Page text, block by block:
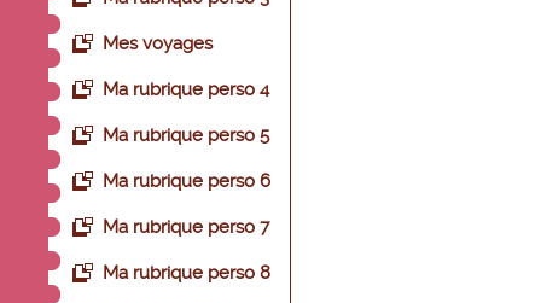
Mes voyages
Ma rubrique perso 4
Ma rubrique perso 5
Ma rubrique perso 6
Ma rubrique perso 7
Ma rubrique perso 8